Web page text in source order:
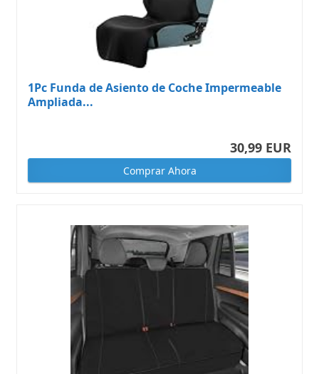
1Pc Funda de Asiento de Coche Impermeable
Ampliada...
30,99 EUR
Comprar Ahora